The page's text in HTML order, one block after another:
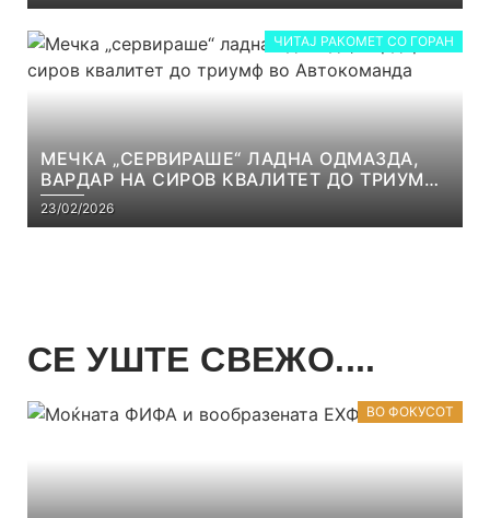
ЧИТАЈ РАКОМЕТ СО ГОРАН
МЕЧКА „СЕРВИРАШЕ“ ЛАДНА ОДМАЗДА,
ВАРДАР НА СИРОВ КВАЛИТЕТ ДО ТРИУМФ
ВО АВТОКОМАНДА
23/02/2026
СЕ УШТЕ СВЕЖО....
ВО ФОКУСОТ